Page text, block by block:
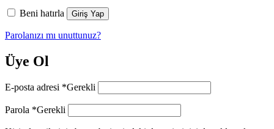
Beni hatırla Giriş Yap
Parolanızı mı unuttunuz?
Üye Ol
E-posta adresi *Gerekli
Parola *Gerekli